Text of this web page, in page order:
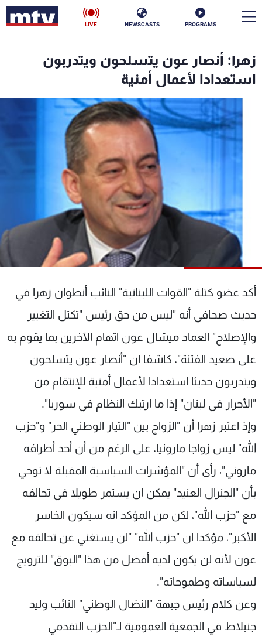
PROGRAMS
NEWSCASTS
LIVE
زهرا: أنصار عون يتسلحون ويتدربون
استعدادا لأعمال أمنية
أكد عضو كتلة "القوات اللبنانية" النائب أنطوان زهرا في
حديث صحافي أنه "ليس من حق رئيس "تكتل التغيير
والإصلاح" العماد ميشال عون اتهام الآخرين بما يقوم به
على صعيد الفتنة"، كاشفا ان "أنصار عون يتسلحون
ويتدربون حديثا استعدادا لأعمال أمنية للإنتقام من
"الأحرار في لبنان" إذا ما ارتبك النظام في سوريا".
وإذ اعتبر زهرا أن "الزواج بين "التيار الوطني الحر" و"حزب
الله" ليس زواجا مارونيا، على الرغم من أن أحد أطرافه
ماروني"، رأى أن "المؤشرات السياسية المقبلة لا توحي
بأن "الجنرال العنيد" يمكن ان يستمر طويلا في تحالفه
مع "حزب الله"، لكن من المؤكد انه سيكون الخاسر
الأكبر"، مؤكدا ان "حزب الله" "لن يستغني عن تحالفه مع
عون لأنه لن يكون لديه أفضل من هذا "البوق" للترويج
لسياساته وطموحاته".
وعن كلام رئيس جبهة "النضال الوطني" النائب وليد
جنبلاط في الجمعية العمومية لـ"الحزب التقدمي
الأخبار
سياسة ناس
إقتصاد فن
رياضة
البرامج
جدول البرامج
الترددات
الإنـتـاج
لاعلاناتكم
تواصل معنا
شروط الإسـتخدام
سياسة الخصوصية